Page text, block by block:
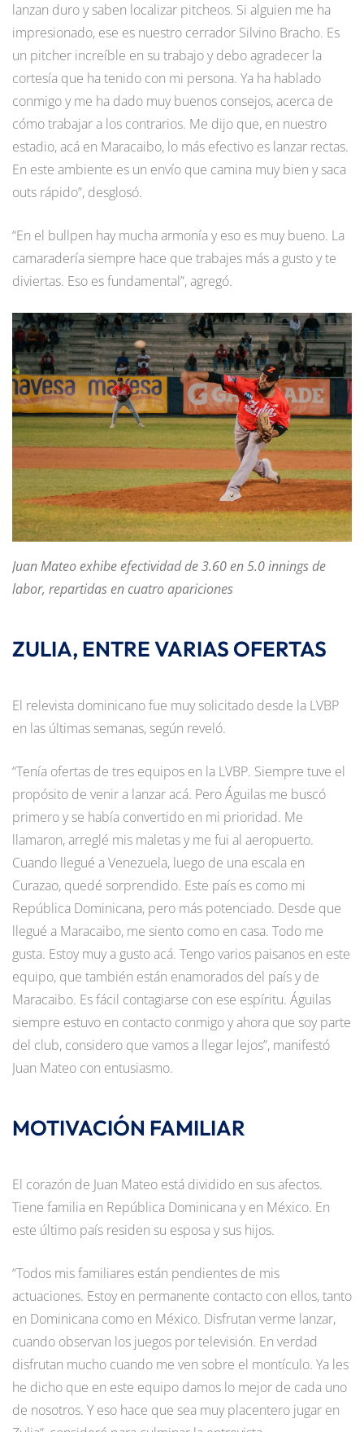
lanzan duro y saben localizar pitcheos. Si alguien me ha
impresionado, ese es nuestro cerrador Silvino Bracho. Es
un pitcher increíble en su trabajo y debo agradecer la
cortesía que ha tenido con mi persona. Ya ha hablado
conmigo y me ha dado muy buenos consejos, acerca de
cómo trabajar a los contrarios. Me dijo que, en nuestro
estadio, acá en Maracaibo, lo más efectivo es lanzar rectas.
En este ambiente es un envío que camina muy bien y saca
outs rápido”, desglosó.
“En el bullpen hay mucha armonía y eso es muy bueno. La
camaradería siempre hace que trabajes más a gusto y te
diviertas. Eso es fundamental”, agregó.
Juan Mateo exhibe efectividad de 3.60 en 5.0 innings de
labor, repartidas en cuatro apariciones
ZULIA, ENTRE VARIAS OFERTAS
El relevista dominicano fue muy solicitado desde la LVBP
en las últimas semanas, según reveló.
“Tenía ofertas de tres equipos en la LVBP. Siempre tuve el
propósito de venir a lanzar acá. Pero Águilas me buscó
primero y se había convertido en mi prioridad. Me
llamaron, arreglé mis maletas y me fui al aeropuerto.
Cuando llegué a Venezuela, luego de una escala en
Curazao, quedé sorprendido. Este país es como mi
República Dominicana, pero más potenciado. Desde que
llegué a Maracaibo, me siento como en casa. Todo me
gusta. Estoy muy a gusto acá. Tengo varios paisanos en este
equipo, que también están enamorados del país y de
Maracaibo. Es fácil contagiarse con ese espíritu. Águilas
siempre estuvo en contacto conmigo y ahora que soy parte
del club, considero que vamos a llegar lejos”, manifestó
Juan Mateo con entusiasmo.
MOTIVACIÓN FAMILIAR
El corazón de Juan Mateo está dividido en sus afectos.
Tiene familia en República Dominicana y en México. En
este último país residen su esposa y sus hijos.
“Todos mis familiares están pendientes de mis
actuaciones. Estoy en permanente contacto con ellos, tanto
en Dominicana como en México. Disfrutan verme lanzar,
cuando observan los juegos por televisión. En verdad
disfrutan mucho cuando me ven sobre el montículo. Ya les
he dicho que en este equipo damos lo mejor de cada uno
de nosotros. Y eso hace que sea muy placentero jugar en